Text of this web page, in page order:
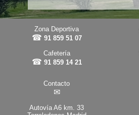
Zona Deportiva
☎ 91 859 51 07
Cafetería
☎ 91 859 14 21
Contacto
✉
Autovía A6 km. 33